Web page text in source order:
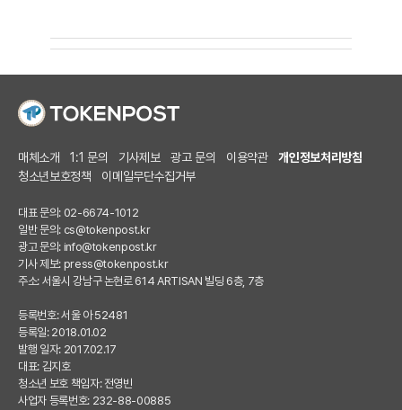
매체소개 1:1 문의 기사제보 광고 문의 이용약관
개인정보처리방침
청소년보호정책
이메일무단수집거부
대표 문의: 02-6674-1012
일반 문의: cs@tokenpost.kr
광고 문의: info@tokenpost.kr
기사 제보: press@tokenpost.kr
주소: 서울시 강남구 논현로 614 ARTISAN 빌딩 6층, 7층
등록번호: 서울 아 52481
등록일: 2018.01.02
발행 일자: 2017.02.17
대표: 김지호
청소년 보호 책임자: 전영빈
사업자 등록번호: 232-88-00885